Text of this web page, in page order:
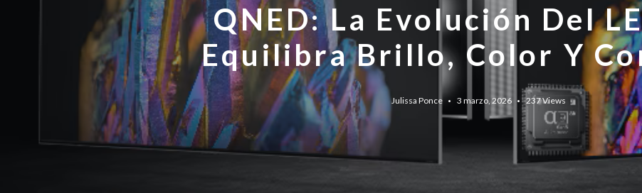
QNED: La Evolución Del
Equilibra Brillo, Color Y
Julissa Ponce 3 marzo, 2026 237Views